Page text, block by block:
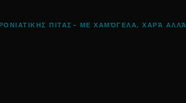
ΠΙΤΑΣ- ΜΕ ΧΑΜΌΓΕΛΑ, ΧΑΡΆ